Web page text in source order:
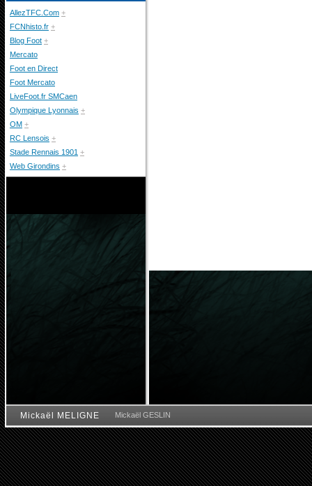
AllezTFC.Com +
FCNhisto.fr +
Blog Foot +
Mercato
Foot en Direct
Foot Mercato
LiveFoot.fr SMCaen
Olympique Lyonnais +
OM +
RC Lensois +
Stade Rennais 1901 +
Web Girondins +
Mickaël MELIGNE Mickaël GESLIN